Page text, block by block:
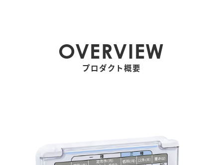
OVERVIEW
プロダクト概要